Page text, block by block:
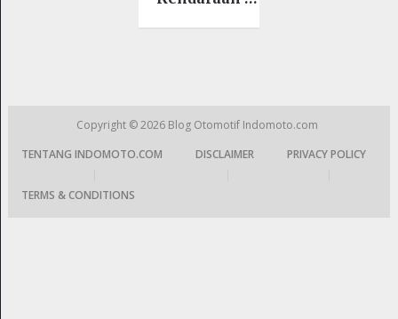
Copyright © 2026 Blog Otomotif Indomoto.com
TENTANG INDOMOTO.COM
DISCLAIMER
PRIVACY POLICY
TERMS & CONDITIONS